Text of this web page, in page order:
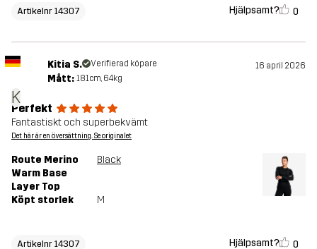
Artikelnr 14307 Hjälpsamt? 0
K
Kitia S. Verifierad köpare 16 april 2026
Mått: 181cm, 64kg
Perfekt
Fantastiskt och superbekvämt
Det här är en översättning. Se originalet
Route Merino
Warm Base
Layer Top
Black
Köpt storlek M
Artikelnr 14307 Hjälpsamt? 0